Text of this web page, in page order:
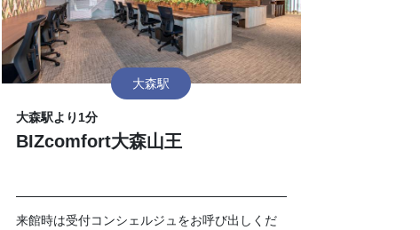
大森駅
大森駅より1分
BIZcomfort大森山王
来館時は受付コンシェルジュをお呼び出しくだ